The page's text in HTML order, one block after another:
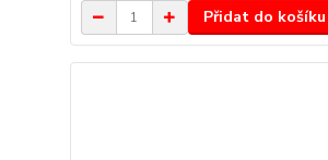
Přidat do košíku